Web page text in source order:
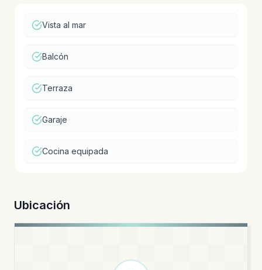
Vista al mar
Balcón
Terraza
Garaje
Cocina equipada
Ubicación